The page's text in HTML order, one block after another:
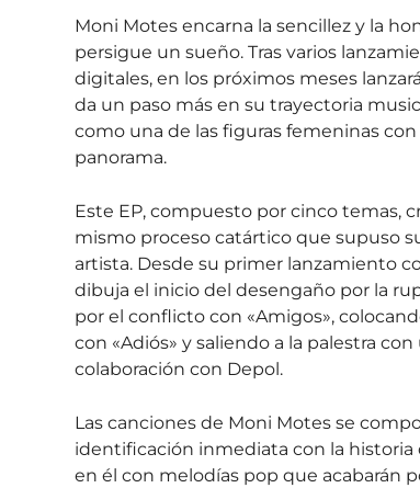
Moni Motes encarna la sencillez y la
persigue un sueño. Tras varios
digitales, en los próximos meses
da un paso más en su trayectoria
como una de las figuras femeninas
panorama.
Este EP, compuesto por cinco temas,
mismo proceso catártico que supuso
artista. Desde su primer lanzamiento
dibuja el inicio del desengaño por la
por el conflicto con «Amigos»,
con «Adiós» y saliendo a la palestra
colaboración con Depol.
Las canciones de Moni Motes se
identificación inmediata con la
en él con melodías pop que acabarán